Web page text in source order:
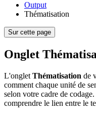
Output
Thématisation
Sur cette page
Onglet
L'onglet Thématisation de
comment chaque unité de
selon votre cadre de
comprendre le lien entre le